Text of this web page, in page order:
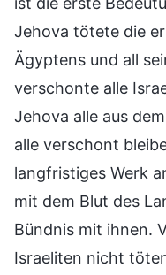
Jehova tötete die
Ägyptens und all
verschonte alle
Jehova alle aus
alle verschont
langfristiges Werk
mit dem Blut des
Bündnis mit ihnen.
Israeliten nicht